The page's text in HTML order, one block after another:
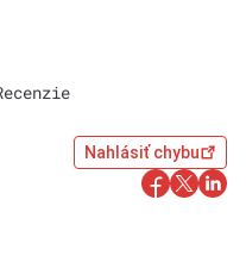
Nahlásiť chybu